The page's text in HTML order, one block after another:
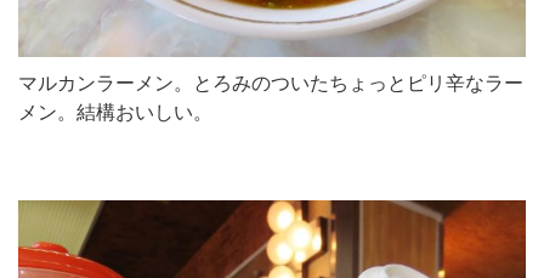
マルカンラーメン。とろみのついたちょっとピリ辛なラー
メン。結構おいしい。